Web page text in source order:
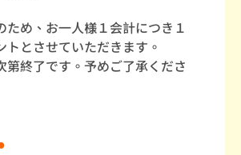
め、お一人様１会計につき１
トとさせていただきます。
終了です。予めご了承くださ